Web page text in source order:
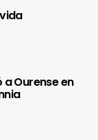
a Ourense en